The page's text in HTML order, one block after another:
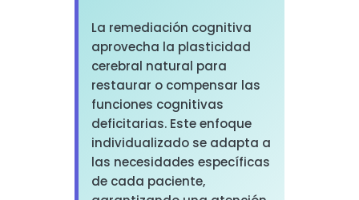
La remediación cognitiva
aprovecha la plasticidad
cerebral natural para
restaurar o compensar las
funciones cognitivas
deficitarias. Este enfoque
individualizado se adapta a
las necesidades específicas
de cada paciente,